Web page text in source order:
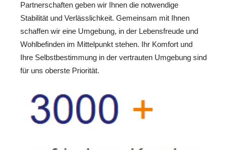
Partnerschaften geben wir Ihnen die notwendige
Stabilität und Verlässlichkeit. Gemeinsam mit Ihnen
schaffen wir eine Umgebung, in der Lebensfreude und
Wohlbefinden im Mittelpunkt stehen. Ihr Komfort und
Ihre Selbstbestimmung in der vertrauten Umgebung sind
für uns oberste Priorität.